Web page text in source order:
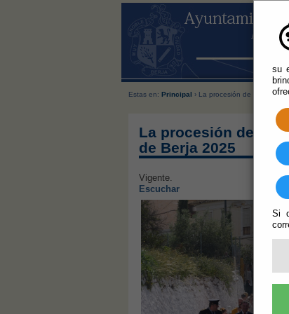
su
Si
Estas en: Principal › La procesión de Jesús
La procesión de
de Berja 2025
Vigente.
Escuchar